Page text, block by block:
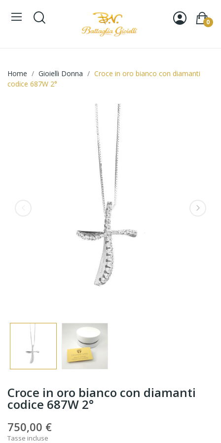
0
Home Gioielli Donna
Croce in oro bianco con diamanti
codice 687W 2°
Croce in oro bianco con diamanti
codice 687W 2°
750,00 €
Tasse incluse